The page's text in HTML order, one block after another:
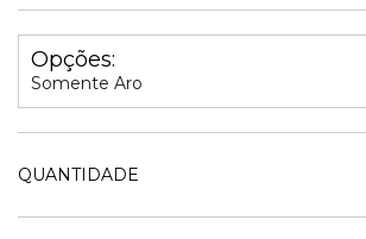
Opções:
Somente Aro
QUANTIDADE